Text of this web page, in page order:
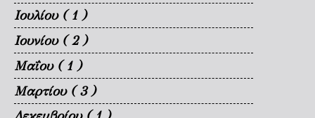
Ιουλίου ( 1 )
Ιουνίου ( 2 )
Μαΐου ( 1 )
Μαρτίου ( 3 )